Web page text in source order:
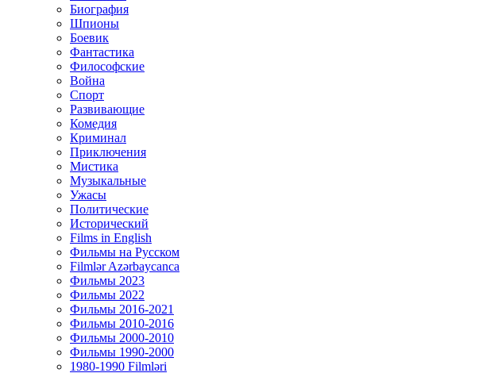
Биография
Шпионы
Боевик
Фантастика
Философские
Война
Спорт
Развивающие
Комедия
Криминал
Приключения
Мистика
Музыкальные
Ужасы
Политические
Исторический
Films in English
Фильмы на Русском
Filmlər Azərbaycanca
Фильмы 2023
Фильмы 2022
Фильмы 2016-2021
Фильмы 2010-2016
Фильмы 2000-2010
Фильмы 1990-2000
1980-1990 Filmləri